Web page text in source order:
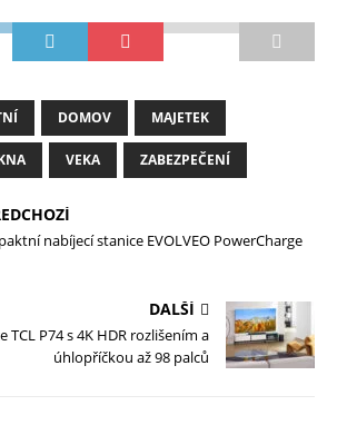
DOMOV MAJETEK
VEKA ZABEZPEČENÍ
nabíjecí stanice EVOLVEO PowerCharge
DALŠÍ
TCL P74 s 4K HDR rozlišením a
úhlopříčkou až 98 palců